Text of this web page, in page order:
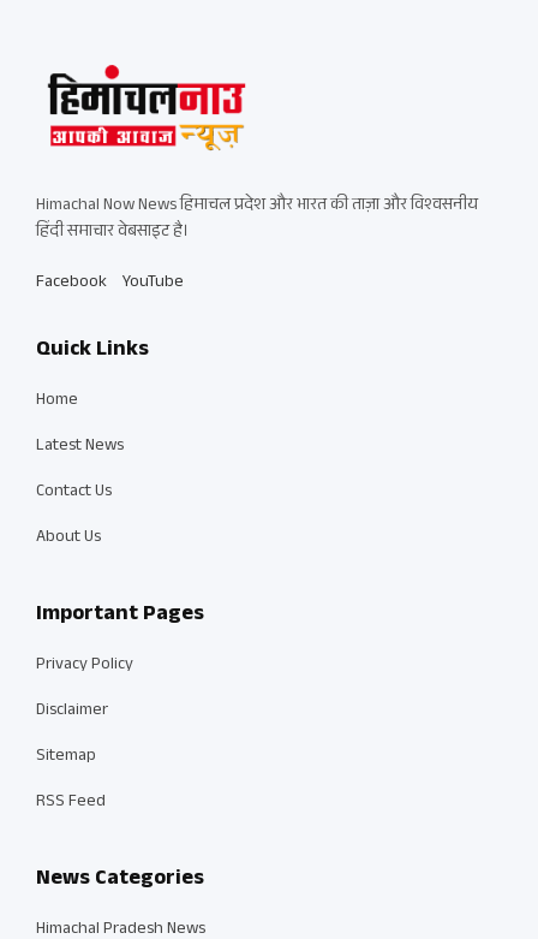
Himachal Now News हिमाचल प्रदेश और भारत की ताज़ा और विश्वसनीय
हिंदी समाचार वेबसाइट है।
Facebook YouTube
Quick Links
Home
Latest News
Contact Us
About Us
Important Pages
Privacy Policy
Disclaimer
Sitemap
RSS Feed
News Categories
Himachal Pradesh News